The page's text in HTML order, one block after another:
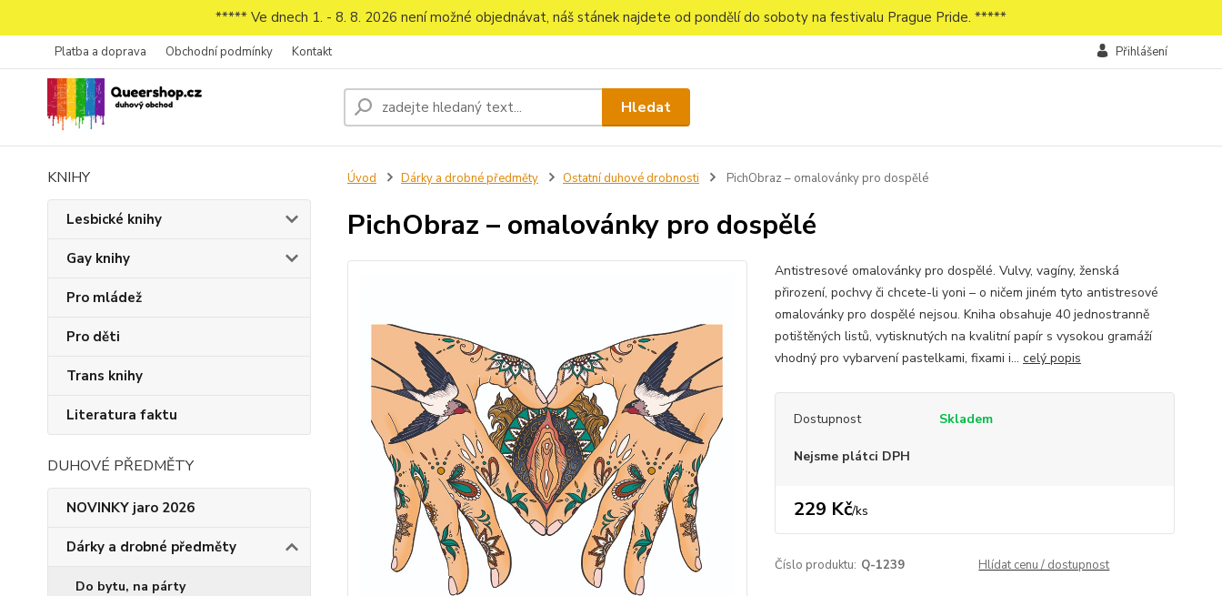
***** Ve dnech 1. - 8. 8. 2026 není možné objednávat, náš stánek najdete od pondělí do soboty na festivalu Prague Pride. *****
Platba a doprava Obchodní podmínky Kontakt Přihlášení
Hledat
KNIHY
Lesbické knihy
Gay knihy
Pro mládež
Pro děti
Trans knihy
Literatura faktu
DUHOVÉ PŘEDMĚTY
NOVINKY jaro 2026
Dárky a drobné předměty
Do bytu, na párty
Úvod Dárky a drobné předměty Ostatní duhové drobnosti PichObraz – omalovánky pro dospělé
PichObraz – omalovánky pro dospělé
Antistresové omalovánky pro dospělé. Vulvy, vagíny, ženská
přirození, pochvy či chcete-li yoni – o ničem jiném tyto antistresové
omalovánky pro dospělé nejsou. Kniha obsahuje 40 jednostranně
potištěných listů, vytisknutých na kvalitní papír s vysokou gramáží
vhodný pro vybarvení pastelkami, fixami i... celý popis
Dostupnost Skladem
Nejsme plátci DPH
229 Kč/ks
Číslo produktu: Q-1239 Hlídat cenu / dostupnost